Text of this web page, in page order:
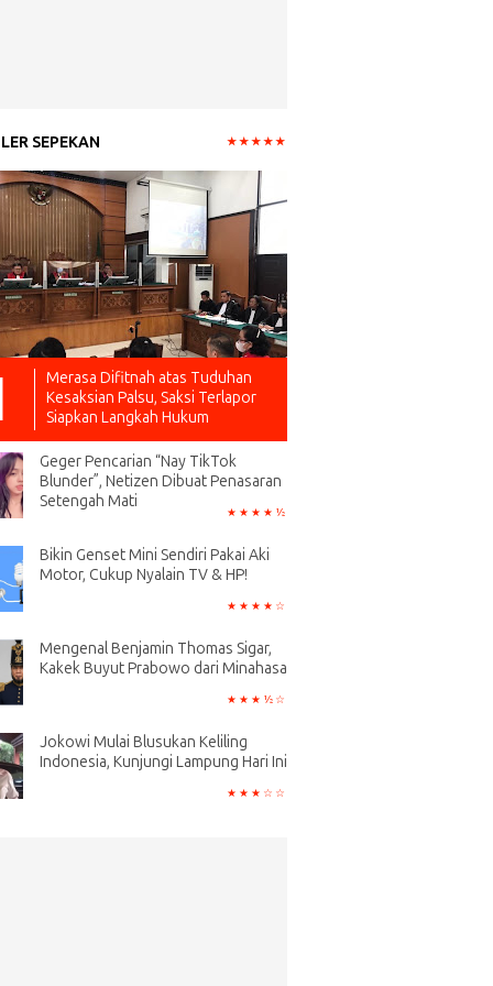
SEPEKAN
Merasa Difitnah atas Tuduhan
Kesaksian Palsu, Saksi Terlapor
Siapkan Langkah Hukum
Geger Pencarian “Nay TikTok
Blunder”, Netizen Dibuat Penasaran
Setengah Mati
Bikin Genset Mini Sendiri Pakai Aki
Motor, Cukup Nyalain TV & HP!
Mengenal Benjamin Thomas Sigar,
Kakek Buyut Prabowo dari Minahasa
Jokowi Mulai Blusukan Keliling
Indonesia, Kunjungi Lampung Hari Ini